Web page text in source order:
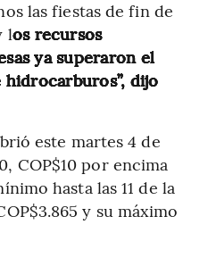
las fiestas de fin de
los recursos
ya superaron el
dijo
este martes 4 de
COP$10 por encima
hasta las 11 de la
y su máximo